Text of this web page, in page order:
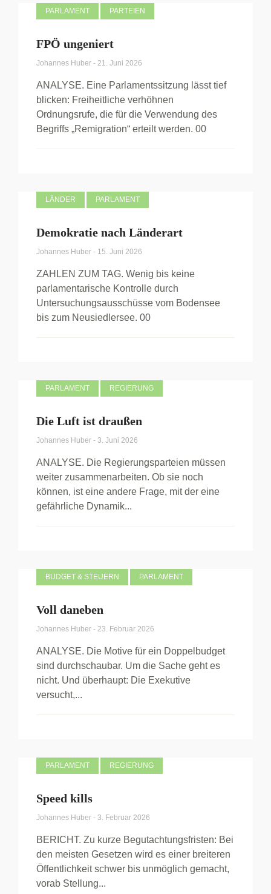
PARLAMENT PARTEIEN
FPÖ ungeniert
Johannes Huber - 21. Juni 2026
ANALYSE. Eine Parlamentssitzung lässt tief
blicken: Freiheitliche verhöhnen
Ordnungsrufe, die für die Verwendung des
Begriffs „Remigration“ erteilt werden. 00
LÄNDER PARLAMENT
Demokratie nach Länderart
Johannes Huber - 15. Juni 2026
ZAHLEN ZUM TAG. Wenig bis keine
parlamentarische Kontrolle durch
Untersuchungsausschüsse vom Bodensee
bis zum Neusiedlersee. 00
PARLAMENT REGIERUNG
Die Luft ist draußen
Johannes Huber - 3. Juni 2026
ANALYSE. Die Regierungsparteien müssen
weiter zusammenarbeiten. Ob sie noch
können, ist eine andere Frage, mit der eine
gefährliche Dynamik...
BUDGET & STEUERN PARLAMENT
Voll daneben
Johannes Huber - 23. Februar 2026
ANALYSE. Die Motive für ein Doppelbudget
sind durchschaubar. Um die Sache geht es
nicht. Und überhaupt: Die Exekutive
versucht,...
PARLAMENT REGIERUNG
Speed kills
Johannes Huber - 3. Februar 2026
BERICHT. Zu kurze Begutachtungsfristen: Bei
den meisten Gesetzen wird es einer breiteren
Öffentlichkeit schwer bis unmöglich gemacht,
vorab Stellung...